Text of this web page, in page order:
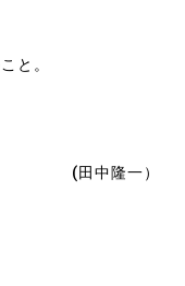
と。
(田中隆一）